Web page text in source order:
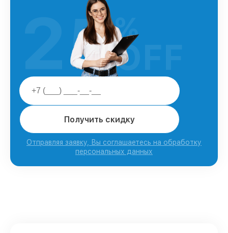
Получить скидку
Отправляя заявку, Вы соглашаетесь на обработку
персональных данных
25%
OFF